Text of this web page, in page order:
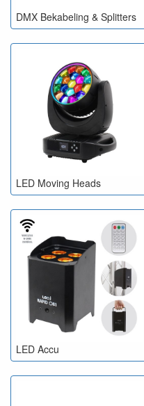
DMX Bekabeling & Splitters
LED Moving Heads
LED Accu